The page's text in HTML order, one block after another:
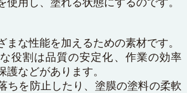
まな性能を加えるための素材です。
役割は品質の安定化、作業の効率
護などがあります。
ちを防止したり、塗膜の塗料の柔軟